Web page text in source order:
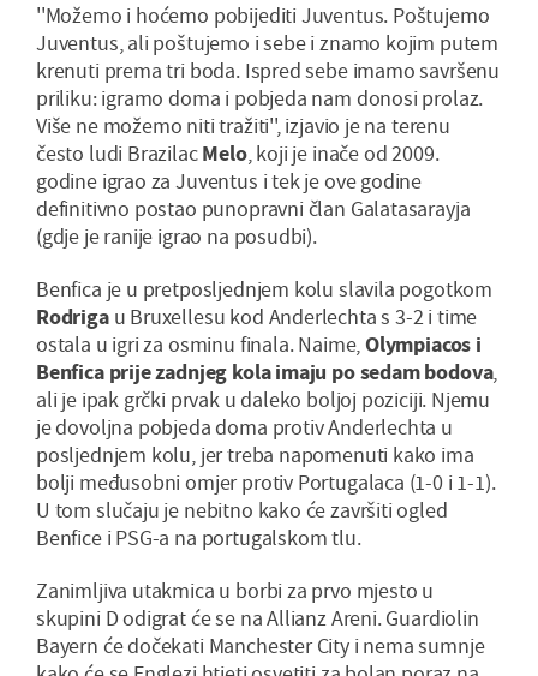
''Možemo i hoćemo pobijediti Juventus. Poštujemo
Juventus, ali poštujemo i sebe i znamo kojim putem
krenuti prema tri boda. Ispred sebe imamo savršenu
priliku: igramo doma i pobjeda nam donosi prolaz.
Više ne možemo niti tražiti'', izjavio je na terenu
često ludi BrazilacMelo, koji je inače od 2009.
godine igrao za Juventus i tek je ove godine
definitivno postao punopravni član Galatasarayja
(gdje je ranije igrao na posudbi).
Benfica je u pretposljednjem kolu slavila pogotkom
Rodrigau Bruxellesu kod Anderlechta s 3-2 i time
ostala u igri za osminu finala. Naime,Olympiacos i
Benfica prije zadnjeg kola imaju po sedam bodova,
ali je ipak grčki prvak u daleko boljoj poziciji. Njemu
je dovoljna pobjeda doma protiv Anderlechta u
posljednjem kolu, jer treba napomenuti kako ima
bolji međusobni omjer protiv Portugalaca (1-0 i 1-1).
U tom slučaju je nebitno kako će završiti ogled
Benfice i PSG-a na portugalskom tlu.
Zanimljiva utakmica u borbi za prvo mjesto u
skupini D odigrat će se na Allianz Areni. Guardiolin
Bayern će dočekati Manchester City i nema sumnje